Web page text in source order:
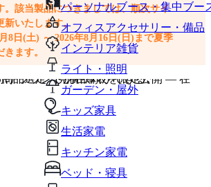
パーソナルブース・集中ブー
オフィスアクセサリー・備品
インテリア雑貨
ライト・照明
ガーデン・屋外
キッズ家具
生活家電
キッチン家電
ベッド・寝具
。該当製品につきましては、順次サイ
新いたします。
8日(土) ～ 2026年8月16日(日)まで夏季
ます。